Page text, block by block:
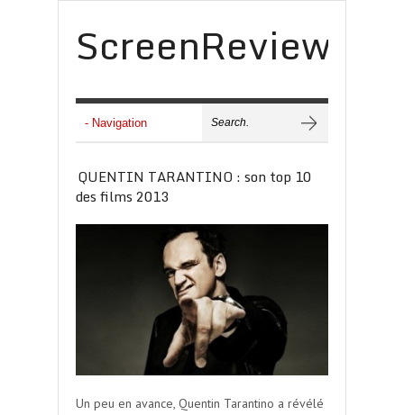
ScreenReview
QUENTIN TARANTINO : son top 10
des films 2013
Un peu en avance, Quentin Tarantino a révélé